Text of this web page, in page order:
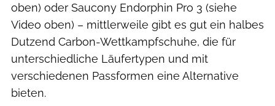
oben) oder Saucony Endorphin Pro 3 (siehe
Video oben) – mittlerweile gibt es gut ein halbes
Dutzend Carbon-Wettkampfschuhe, die für
unterschiedliche Läufertypen und mit
verschiedenen Passformen eine Alternative
bieten.